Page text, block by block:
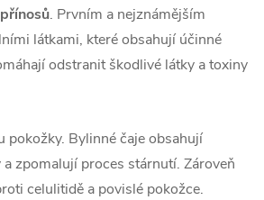
. Prvním a nejznámějším
látkami, které obsahují účinné
odstranit škodlivé látky a toxiny
Bylinné čaje obsahují
zpomalují proces stárnutí. Zároveň
celulitidě a povislé pokožce.